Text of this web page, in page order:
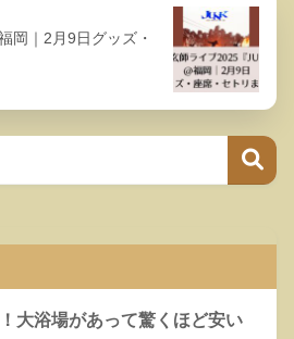
岡｜2月9日グッズ・
大浴場があって驚くほど安い